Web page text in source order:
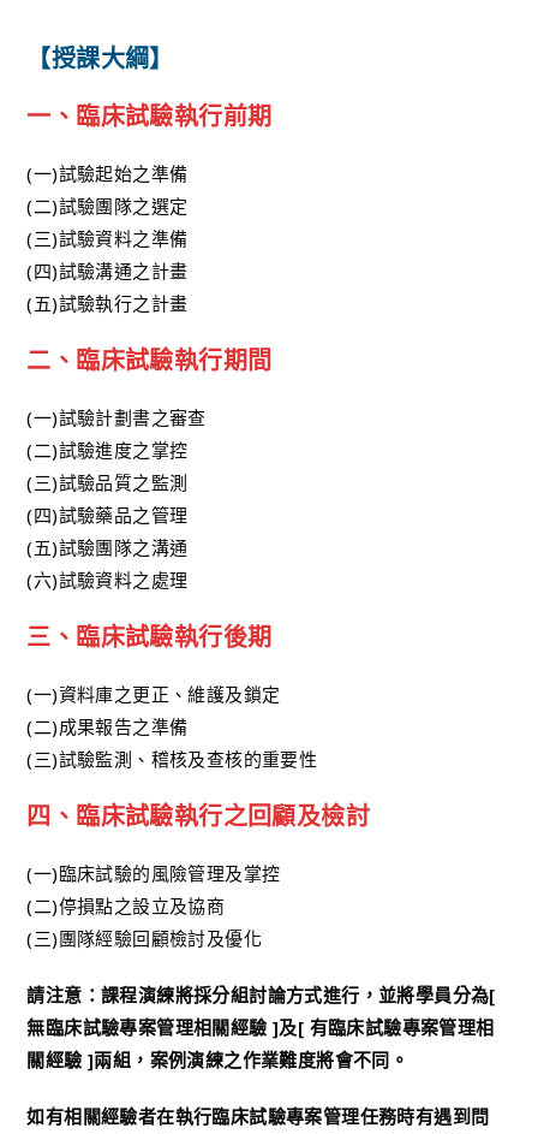
【授課大綱】
一、臨床試驗執行前期
(一)試驗起始之準備
(二)試驗團隊之選定
(三)試驗資料之準備
(四)試驗溝通之計畫
(五)試驗執行之計畫
二、臨床試驗執行期間
(一)試驗計劃書之審查
(二)試驗進度之掌控
(三)試驗品質之監測
(四)試驗藥品之管理
(五)試驗團隊之溝通
(六)試驗資料之處理
三、臨床試驗執行後期
(一)資料庫之更正、維護及鎖定
(二)成果報告之準備
(三)試驗監測、稽核及查核的重要性
四、臨床試驗執行之回顧及檢討
(一)臨床試驗的風險管理及掌控
(二)停損點之設立及協商
(三)團隊經驗回顧檢討及優化
請注意：課程演練將採分組討論方式進行，並將學員分為[
無臨床試驗專案管理相關經驗 ]及[ 有臨床試驗專案管理相
關經驗 ]兩組，案例演練之作業難度將會不同。
如有相關經驗者在執行臨床試驗專案管理任務時有遇到問